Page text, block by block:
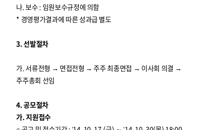
나. 보수 : 임원보수규정에 의함
* 경영평가결과에 따른 성과급 별도
3. 선발절차
가. 서류전형 → 면접전형 → 주주 최종면접 → 이사회 의결 →
주주총회 선임
4. 공모절차
가. 지원접수